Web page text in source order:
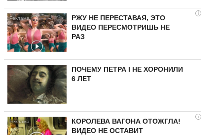
i
РЖУ НЕ ПЕРЕСТАВАЯ, ЭТО
ВИДЕО ПЕРЕСМОТРИШЬ НЕ
РАЗ
ПОЧЕМУ ПЕТРА I НЕ ХОРОНИЛИ
6 ЛЕТ
i
КОРОЛЕВА ВАГОНА ОТОЖГЛА!
ВИДЕО НЕ ОСТАВИТ